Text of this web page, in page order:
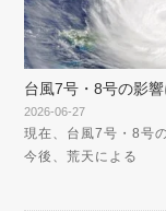
台風7号・8号の影
2026-06-27
現在、台風7号・8号
今後、荒天による